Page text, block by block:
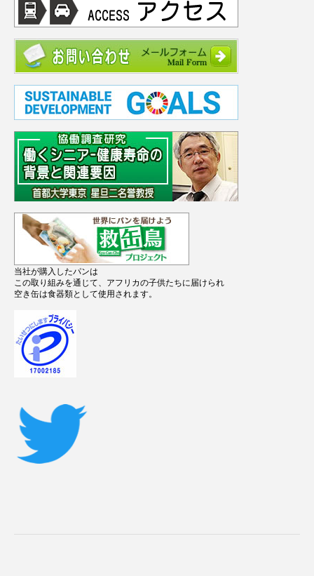
当社が購入したパンは
この取り組みを通じて、アフリカの子供たちに届けられ
空き缶は食器類として使用されます。